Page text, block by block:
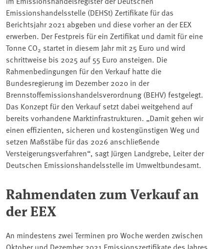
Emissionshandelsstelle (DEHSt) Zertifikate für das
Berichtsjahr 2021 abgeben und diese vorher an der EEX
erwerben. Der Festpreis für ein Zertifikat und damit für eine
Tonne CO2 startet in diesem Jahr mit 25 Euro und wird
schrittweise bis 2025 auf 55 Euro ansteigen. Die
Rahmenbedingungen für den Verkauf hatte die
Bundesregierung im Dezember 2020 in der
Brennstoffemissionshandelsverordnung (BEHV) festgelegt.
Das Konzept für den Verkauf setzt dabei weitgehend auf
bereits vorhandene Marktinfrastrukturen. „Damit gehen wir
einen effizienten, sicheren und kostengünstigen Weg und
setzen Maßstäbe für das 2026 anschließende
Versteigerungsverfahren“, sagt Jürgen Landgrebe, Leiter der
Deutschen Emissionshandelsstelle im Umweltbundesamt.
Rahmendaten zum Verkauf an
der EEX
An mindestens zwei Terminen pro Woche werden zwischen
Oktober und Dezember 2021 Emissionszertifikate des Jahres